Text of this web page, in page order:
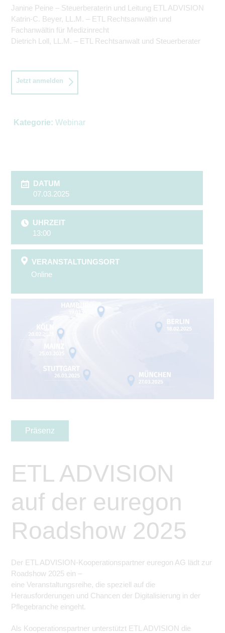
Janine Peine – Steuerberaterin und Leitung ETL ADVISION
Katrin-C. Beyer, LL.M. – ETL Rechtsanwältin und
Fachanwältin für Medizinrecht
Dietrich Loll, LL.M. – ETL Rechtsanwalt und Steuerberater
Jetzt anmelden
Kategorie: Webinar
DATUM
07.03.2025
UHRZEIT
13:00
VERANSTALTUNGSORT
Online
Präsenz
ETL ADVISION
auf der euregon
Roadshow 2025
Der ETL ADVISION-Kooperationspartner euregon AG lädt zur
Roadshow 2025 ein –
eine Veranstaltungsreihe, die speziell auf die
Herausforderungen und Chancen der Digitalisierung in der
Pflegebranche eingeht.
Als Kooperationspartner unterstützt ETL ADVISION die